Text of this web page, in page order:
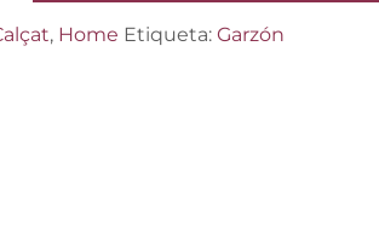
, Home Etiqueta:Garzón